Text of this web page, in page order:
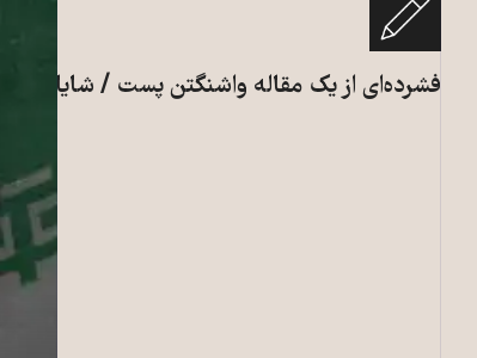
فشرده‌ای از یک مقاله واشنگتن پست / شایان